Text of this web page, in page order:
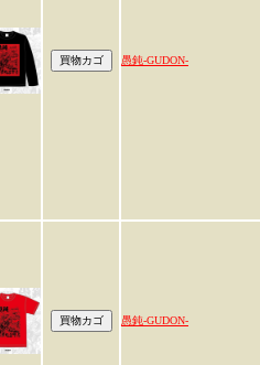
愚鈍-GUDON-
愚鈍-GUDON-